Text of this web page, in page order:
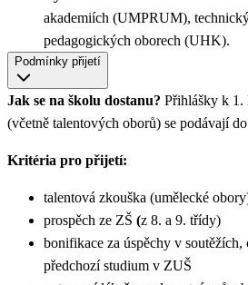
akademiích (UMPRUM),
pedagogických oborech (UHK).
Podmínky přijetí
Jak se na školu dostanu? Přihlášky k
(včetně talentových oborů) se podávají
Kritéria pro přijetí:
talentová zkouška (umělecké
prospěch ze ZŠ (z 8. a 9. třídy)
bonifikace za úspěchy v soutěžích,
předchozí studium v ZUŠ